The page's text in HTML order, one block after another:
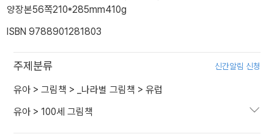
양장본56쪽210*285mm410g
ISBN 9788901281803
주제분류 신간알림 신청
유아 > 그림책 > _나라별 그림책 > 유럽
유아 > 100세 그림책